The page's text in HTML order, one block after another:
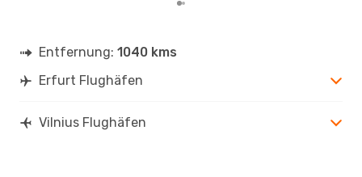
Entfernung: 1040 kms
Erfurt Flughäfen
Vilnius Flughäfen